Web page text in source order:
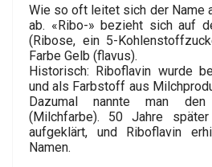
Wie so oft leitet sich der Name
ab. «Ribo-» bezieht sich auf
(Ribose, ein 5-
Farbe Gelb (flavus).
Historisch: Riboflavin wurde
und als Farbstoff aus
Dazumal nannte man
(Milchfarbe). 50 Jahre
aufgeklärt, und Riboflavin
Namen.